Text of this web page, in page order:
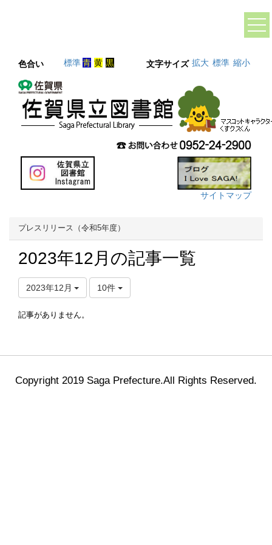
色合い 標準青 黄 黒 文字サイズ 拡大 標準 縮小
サイトマップ
プレスリリース（令和5年度）
2023年12月の記事一覧
2023年12月 10件
記事がありません。
Copyright 2019 Saga Prefecture.All Rights Reserved.